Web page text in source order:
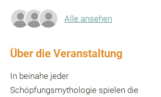
Alle ansehen
Über die Veranstaltung
In beinahe jeder
Schöpfungsmythologie spielen die